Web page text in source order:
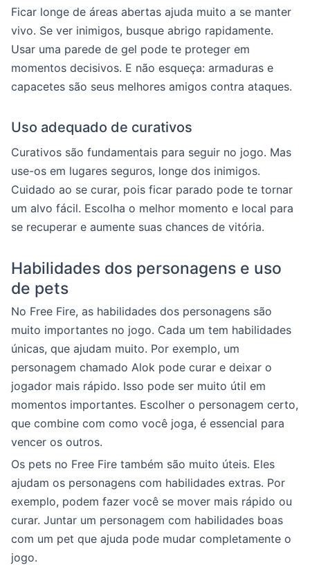
Ficar longe de áreas abertas ajuda muito a se manter
vivo. Se ver inimigos, busque abrigo rapidamente.
Usar uma parede de gel pode te proteger em
momentos decisivos. E não esqueça: armaduras e
capacetes são seus melhores amigos contra ataques.
Uso adequado de curativos
Curativos são fundamentais para seguir no jogo. Mas
use-os em lugares seguros, longe dos inimigos.
Cuidado ao se curar, pois ficar parado pode te tornar
um alvo fácil. Escolha o melhor momento e local para
se recuperar e aumente suas chances de vitória.
Habilidades dos personagens e uso
de pets
No Free Fire, as habilidades dos personagens são
muito importantes no jogo. Cada um tem habilidades
únicas, que ajudam muito. Por exemplo, um
personagem chamado Alok pode curar e deixar o
jogador mais rápido. Isso pode ser muito útil em
momentos importantes. Escolher o personagem certo,
que combine com como você joga, é essencial para
vencer os outros.
Os pets no Free Fire também são muito úteis. Eles
ajudam os personagens com habilidades extras. Por
exemplo, podem fazer você se mover mais rápido ou
curar. Juntar um personagem com habilidades boas
com um pet que ajuda pode mudar completamente o
jogo.